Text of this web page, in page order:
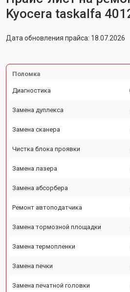
Kyocera taskalfa
Дата обновления прайса: 18.07.2026
Поломка
Диагностика
Замена дуплекса
Замена сканера
Чистка блока проявки
Замена лазера
Замена абсорбера
Ремонт автоподатчика
Замена тормозной площадки
Замена термопленки
Замена печки
Замена печатной головки